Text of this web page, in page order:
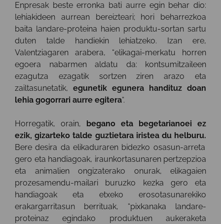
Enpresak beste erronka bati aurre egin behar dio:
lehiakideen aurrean bereizteari; hori beharrezkoa
baita landare-proteina haien produktu-sortan sartu
duten talde handiekin lehiatzeko. Izan ere,
Valentziagaren arabera, “elikagai-merkatu horren
egoera nabarmen aldatu da: kontsumitzaileen
ezagutza ezagatik sortzen ziren arazo eta
zailtasunetatik, egunetik egunera handituz doan
lehia gogorrari aurre egitera“.
Horregatik, orain,
begano eta begetarianoei ez
ezik, gizarteko talde guztietara iristea du helburu.
Bere desira da elikaduraren bidezko osasun-arreta
gero eta handiagoak, iraunkortasunaren pertzepzioa
eta animalien ongizaterako onurak, elikagaien
prozesamendu-mailari buruzko kezka gero eta
handiagoak eta etxeko erosotasunarekiko
erakargarritasun berrituak, “pixkanaka landare-
proteinaz egindako produktuen aukeraketa